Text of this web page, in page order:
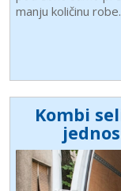
manju količinu robe.
Kombi